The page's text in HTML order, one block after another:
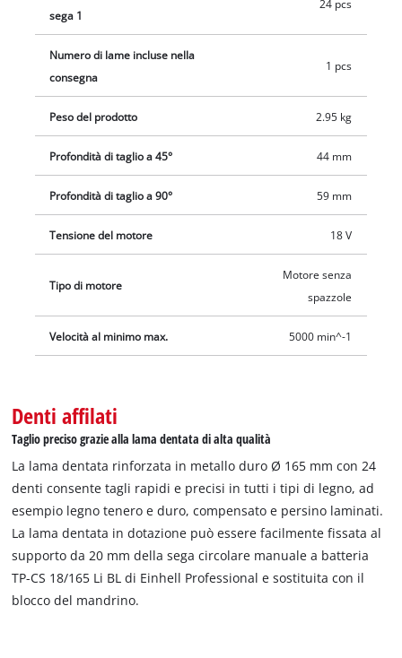
garantisce un'area di lavoro pulita quando si collega un
aspiratore esterno. La sega circolare manuale a batteria TP-CS
18/165 Li BL - Solo di Einhell viene fornita con una lama
dentata rinforzata in metallo duro. Fornitura senza batteria e
senza caricabatteria, da acquistare separatamente.
sega 1
24 pcs
Numero di lame incluse nella
consegna
1 pcs
Peso del prodotto 2.95 kg
Profondità di taglio a 45° 44 mm
Profondità di taglio a 90° 59 mm
Tensione del motore 18 V
Tipo di motore
Motore senza
spazzole
Velocità al minimo max. 5000 min^-1
Denti affilati
Taglio preciso grazie alla lama dentata di alta qualità
La lama dentata rinforzata in metallo duro Ø 165 mm con 24
denti consente tagli rapidi e precisi in tutti i tipi di legno, ad
esempio legno tenero e duro, compensato e persino laminati.
La lama dentata in dotazione può essere facilmente fissata al
supporto da 20 mm della sega circolare manuale a batteria
TP-CS 18/165 Li BL di Einhell Professional e sostituita con il
blocco del mandrino.